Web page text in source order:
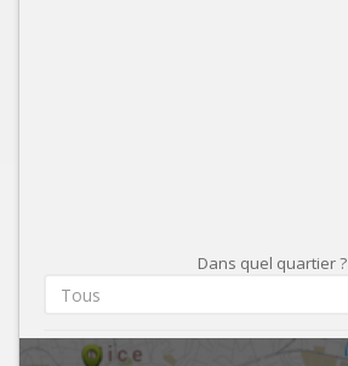
Dans quel quartier ?
Tous